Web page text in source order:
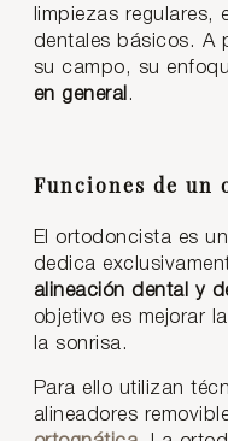
limpiezas regulares,
dentales básicos. A
su campo, su
en general .
Funciones de un
El ortodoncista es
dedica
alineación dental y
objetivo es mejorar
la sonrisa.
Para ello utilizan
alineadores